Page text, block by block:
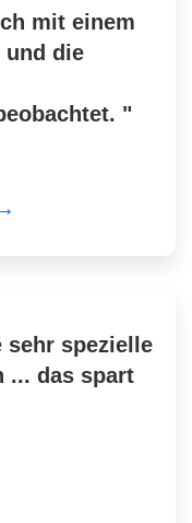
mit einem
und die
"
sehr spezielle
... das spart